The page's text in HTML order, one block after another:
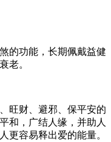
的功能，长期佩戴益健
老。
旺财、避邪、保平安的
和，广结人缘，并助人
更容易释出爱的能量。